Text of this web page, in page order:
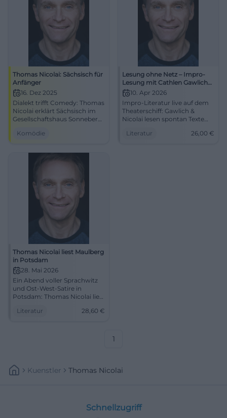
Thomas Nicolai: Sächsisch für
Anfänger
16. Dez 2025
Dialekt trifft Comedy: Thomas
Nicolai erklärt Sächsisch im
Gesellschaftshaus Sonneberg.
Preise folgen. Nah dran,
vormerken!
#SächsischFürAnfänger
Komödie
Lesung ohne Netz – Impro-
Lesung mit Cathlen Gawlich
und Thomas Nicolai
10. Apr 2026
Impro-Literatur live auf dem
Theaterschiff: Gawlich &
Nicolai lesen spontan Texte
10.04.2026, 19:30 Uhr, ab 26 €.
Literatur 26,00 €
Thomas Nicolai liest Maulberg
in Potsdam
28. Mai 2026
Ein Abend voller Sprachwitz
und Ost-West-Satire in
Potsdam: Thomas Nicolai liest
Obelisk. 28.05.2026, 19:30 Uhr,
Literatur 28,60 €
1
Kuenstler Thomas Nicolai
Schnellzugriff